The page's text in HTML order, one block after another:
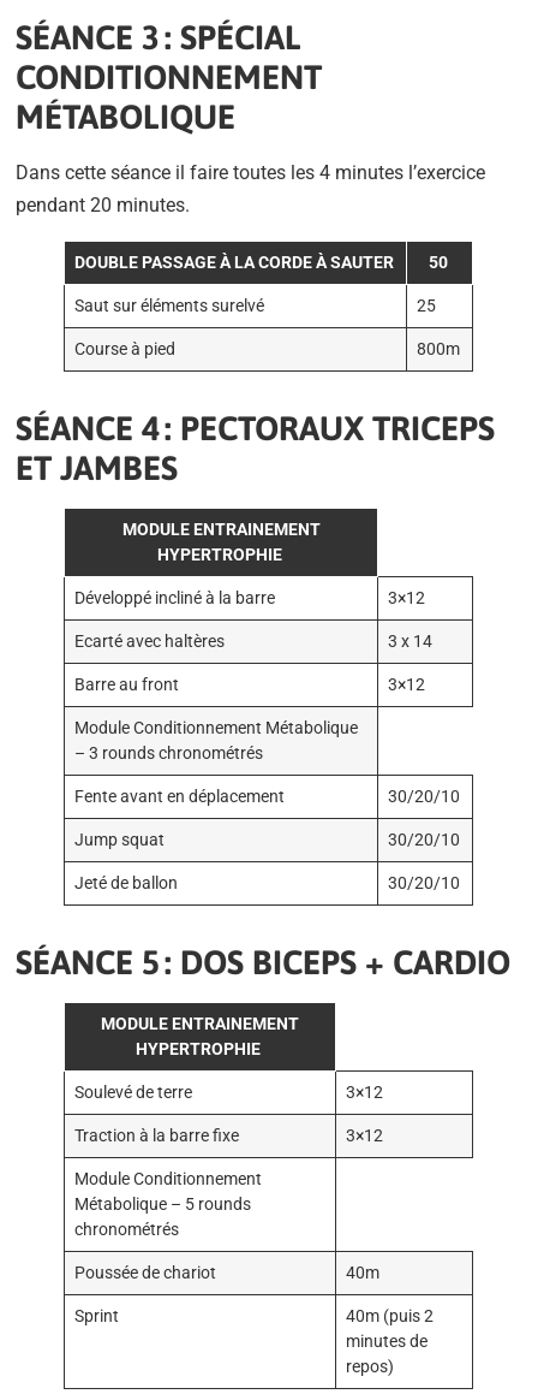
SÉANCE 3 : SPÉCIAL
CONDITIONNEMENT
MÉTABOLIQUE
Dans cette séance il faire toutes les 4 minutes l’exercice
pendant 20 minutes.
DOUBLE PASSAGE À LA CORDE À SAUTER 50
Saut sur éléments surelvé 25
Course à pied 800m
SÉANCE 4 : PECTORAUX TRICEPS
ET JAMBES
MODULE ENTRAINEMENT
HYPERTROPHIE
Développé incliné à la barre 3×12
Ecarté avec haltères 3 x 14
Barre au front 3×12
Module Conditionnement Métabolique
– 3 rounds chronométrés
Fente avant en déplacement 30/20/10
Jump squat 30/20/10
Jeté de ballon 30/20/10
SÉANCE 5 : DOS BICEPS + CARDIO
MODULE ENTRAINEMENT
HYPERTROPHIE
Soulevé de terre 3×12
Traction à la barre fixe 3×12
Module Conditionnement
Métabolique – 5 rounds
chronométrés
Poussée de chariot 40m
Sprint
40m (puis 2
minutes de
repos)